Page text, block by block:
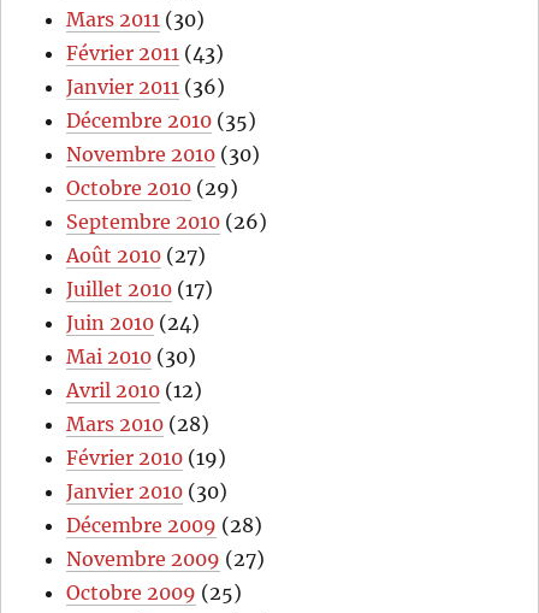
Mars 2011 (30)
Février 2011 (43)
Janvier 2011 (36)
Décembre 2010 (35)
Novembre 2010 (30)
Octobre 2010 (29)
Septembre 2010 (26)
Août 2010 (27)
Juillet 2010 (17)
Juin 2010 (24)
Mai 2010 (30)
Avril 2010 (12)
Mars 2010 (28)
Février 2010 (19)
Janvier 2010 (30)
Décembre 2009 (28)
Novembre 2009 (27)
Octobre 2009 (25)